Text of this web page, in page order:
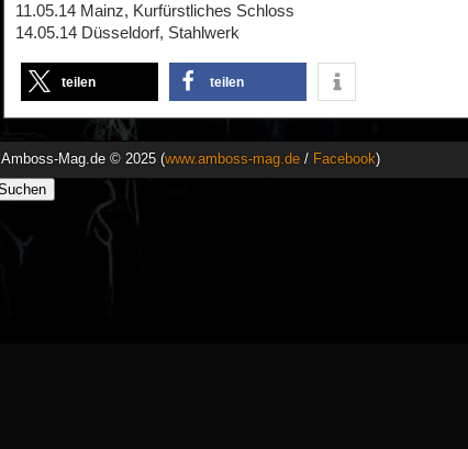
11.05.14 Mainz, Kurfürstliches Schloss
14.05.14 Düsseldorf, Stahlwerk
teilen teilen
Amboss-Mag.de © 2025 (www.amboss-mag.de / Facebook)